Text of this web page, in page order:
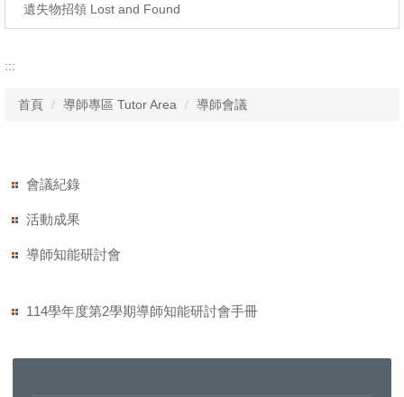
遺失物招領 Lost and Found
:::
首頁 導師專區 Tutor Area 導師會議
會議紀錄
活動成果
導師知能研討會
114學年度第2學期導師知能研討會手冊